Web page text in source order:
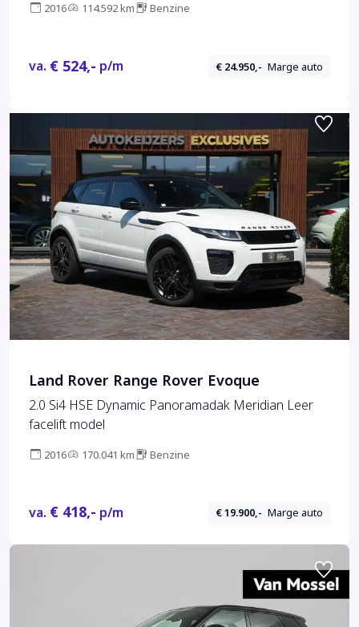
2016 114.592 km Benzine
va. € 524,- p/m € 24.950,- Marge auto
Land Rover Range Rover Evoque
2.0 Si4 HSE Dynamic Panoramadak Meridian Leer
facelift model
2016 170.041 km Benzine
va. € 418,- p/m € 19.900,- Marge auto